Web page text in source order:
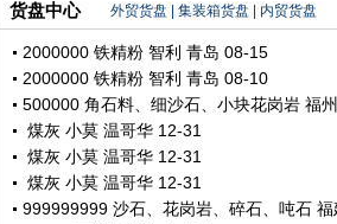
货盘中心 外贸货盘 集装箱货盘 内贸货盘
2000000 铁精粉 智利 青岛 08-15
2000000 铁精粉 智利 青岛 08-10
煤灰 小莫 温哥华 12-31
煤灰 小莫 温哥华 12-31
煤灰 小莫 温哥华 12-31